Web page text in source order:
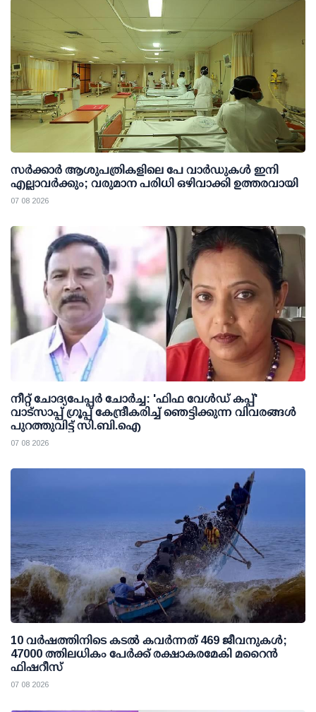
സര്‍ക്കാര്‍ ആശുപത്രികളിലെ പേ വാര്‍ഡുകള്‍ ഇനി
എല്ലാവര്‍ക്കും; വരുമാന പരിധി ഒഴിവാക്കി ഉത്തരവായി
07 08 2026
നീറ്റ് ചോദ്യപേപ്പര്‍ ചോര്‍ച്ച: 'ഫിഫ വേള്‍ഡ് കപ്പ്'
വാട്സാപ്പ് ഗ്രൂപ്പ് കേന്ദ്രീകരിച്ച് ഞെട്ടിക്കുന്ന വിവരങ്ങള്‍
പുറത്തുവിട്ട് സി.ബി.ഐ
07 08 2026
10 വര്‍ഷത്തിനിടെ കടല്‍ കവര്‍ന്നത് 469 ജീവനുകള്‍;
47000 ത്തിലധികം പേര്‍ക്ക് രക്ഷാകരമേകി മറൈന്‍
ഫിഷറീസ്
07 08 2026